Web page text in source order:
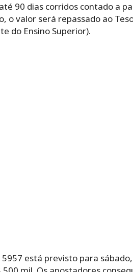
90 dias corridos contado a
o valor será repassado ao
do Ensino Superior).
está previsto para